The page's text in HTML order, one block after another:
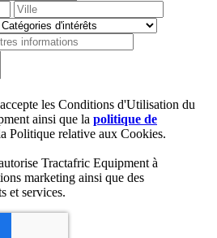
les Conditions d'Utilisation du
ainsi que la politique de
Politique relative aux Cookies.
Tractafric Equipment à
marketing ainsi que des
et services.